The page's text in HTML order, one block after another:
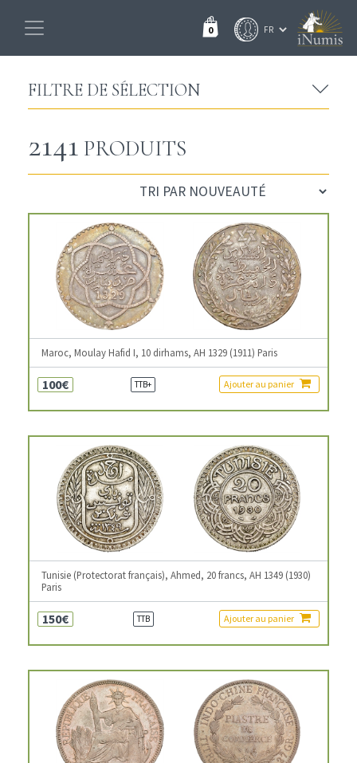
0
FILTRE DE SÉLECTION
2141 PRODUITS
Maroc, Moulay Hafid I, 10 dirhams, AH 1329 (1911) Paris
100€ TTB+ Ajouter au panier
Tunisie (Protectorat français), Ahmed, 20 francs, AH 1349 (1930)
Paris
150€ TTB Ajouter au panier